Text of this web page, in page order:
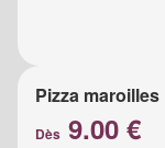
Pizza maroilles
Dès 9.00 €